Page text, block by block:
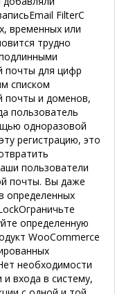
Email FilterС
временных или
трудно
почты для цифр
списком
почты и доменов,
пользователь
одноразовой
регистрацию, это
пользователи
почты. Вы даже
определенных
Ограничьте
определенную
WooCommerce
необходимости
входа в систему,